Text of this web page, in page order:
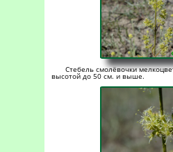
Стебель смолёвочки
высотой до 50 cм. и выше.